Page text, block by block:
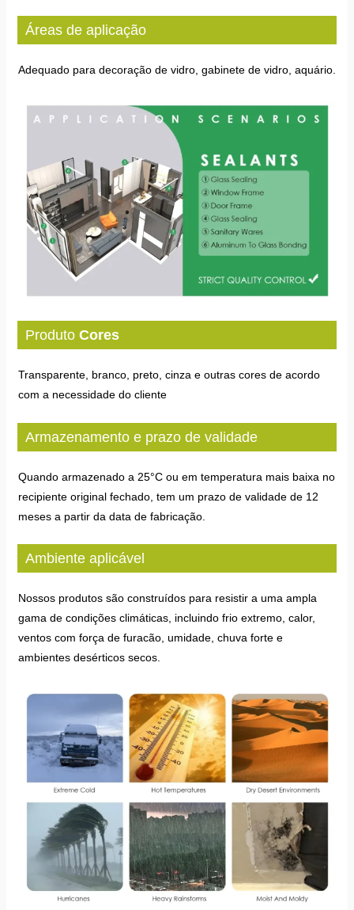
Áreas de aplicação
Adequado para decoração de vidro, gabinete de vidro, aquário.
Produto Cores
Transparente, branco, preto, cinza e outras cores de acordo
com a necessidade do cliente
Armazenamento e prazo de validade
Quando armazenado a 25°C ou em temperatura mais baixa no
recipiente original fechado, tem um prazo de validade de 12
meses a partir da data de fabricação.
Ambiente aplicável
Nossos produtos são construídos para resistir a uma ampla
gama de condições climáticas, incluindo frio extremo, calor,
ventos com força de furacão, umidade, chuva forte e
ambientes desérticos secos.